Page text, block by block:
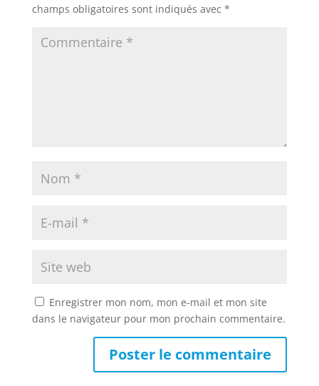
champs obligatoires sont indiqués avec *
Enregistrer mon nom, mon e-mail et mon site
dans le navigateur pour mon prochain commentaire.